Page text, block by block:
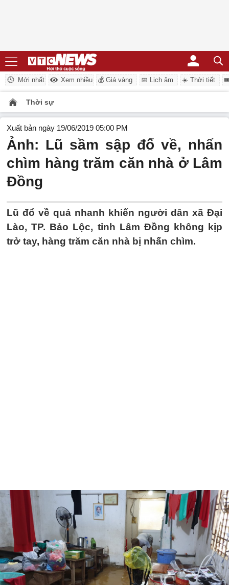
Mới nhất Xem nhiều 💰 Giá vàng 📅 Lịch âm ☀️ Thời tiết
Thời sự
Xuất bản ngày 19/06/2019 05:00 PM
Ảnh: Lũ sầm sập đổ về, nhấn
chìm hàng trăm căn nhà ở Lâm
Đồng
Lũ đổ về quá nhanh khiến người dân xã Đại
Lào, TP. Bảo Lộc, tỉnh Lâm Đồng không kịp
trở tay, hàng trăm căn nhà bị nhấn chìm.